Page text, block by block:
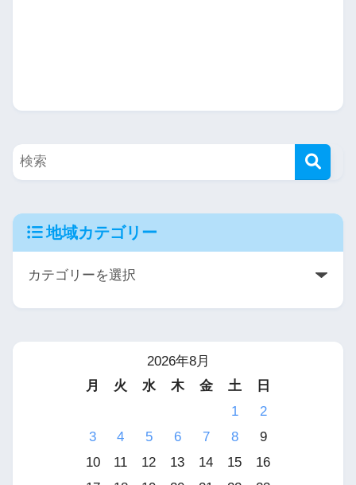
地域カテゴリー
2026年8月
月
火 水 木 金 土
日
1
2
3
4 5 6 7 8
9
10
11 12 13 14 15
16